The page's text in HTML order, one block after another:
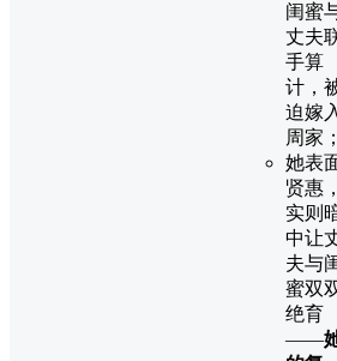
闺蜜
丈夫
手算
计，
迫嫁
周家；
她表
贤惠，
实则
中让
夫与
蜜双
绝育
——